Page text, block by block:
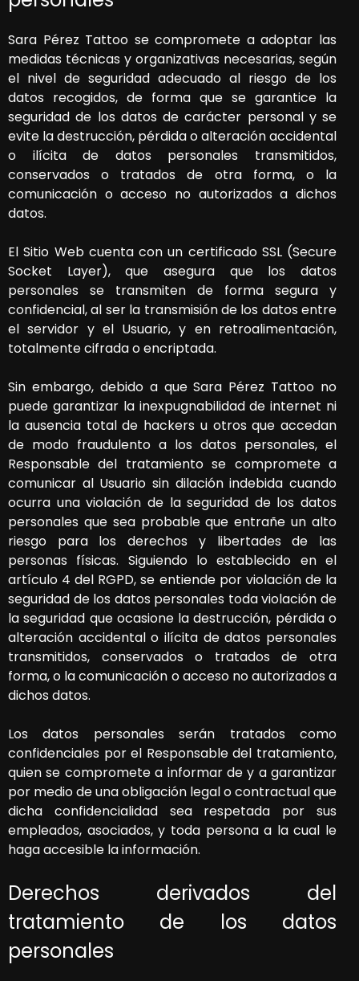
Sara Pérez Tattoo se compromete a adoptar las
medidas técnicas y organizativas necesarias, según
el nivel de seguridad adecuado al riesgo de los
datos recogidos, de forma que se garantice la
seguridad de los datos de carácter personal y se
evite la destrucción, pérdida o alteración accidental
o ilícita de datos personales transmitidos,
conservados o tratados de otra forma, o la
comunicación o acceso no autorizados a dichos
datos.
El Sitio Web cuenta con un certificado SSL (Secure
Socket Layer), que asegura que los datos
personales se transmiten de forma segura y
confidencial, al ser la transmisión de los datos entre
el servidor y el Usuario, y en retroalimentación,
totalmente cifrada o encriptada.
Sin embargo, debido a queSara Pérez Tattoo no
puede garantizar la inexpugnabilidad de internet ni
la ausencia total de hackers u otros que accedan
de modo fraudulento a los datos personales, el
Responsable del tratamiento se compromete a
comunicar al Usuario sin dilación indebida cuando
ocurra una violación de la seguridad de los datos
personales que sea probable que entrañe un alto
riesgo para los derechos y libertades de las
personas físicas. Siguiendo lo establecido en el
artículo 4 del RGPD, se entiende por violación de la
seguridad de los datos personales toda violación de
la seguridad que ocasione la destrucción, pérdida o
alteración accidental o ilícita de datos personales
transmitidos, conservados o tratados de otra
forma, o la comunicación o acceso no autorizados a
dichos datos.
Los datos personales serán tratados como
confidenciales por el Responsable del tratamiento,
quien se compromete a informar de y a garantizar
por medio de una obligación legal o contractual que
dicha confidencialidad sea respetada por sus
empleados, asociados, y toda persona a la cual le
haga accesible la información.
Derechos derivados del
tratamiento de los datos
personales